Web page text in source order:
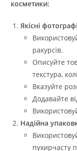
косметики:
Якісні
ракурсів.
Описуйте
текстура,
Вказуйте
Додавайте
Надійна
пухирчасту